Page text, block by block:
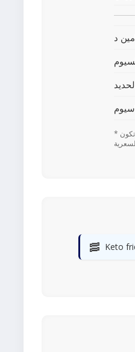
د
* تعتمد القيم اليومية المستندة إلى نسبة ٪ على نظام غذائي يحتوي على 2,000 سعرة حرارية. قد تكون
🥓 Keto